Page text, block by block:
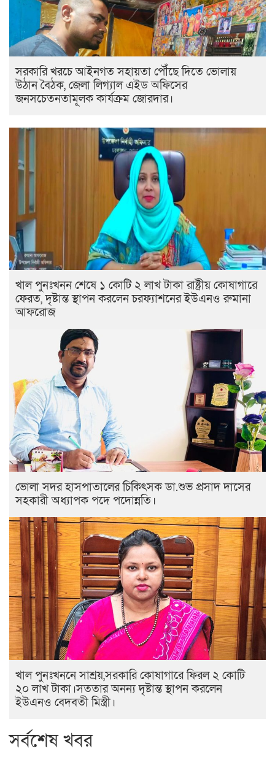
সরকারি খরচে আইনগত সহায়তা পৌঁছে দিতে ভোলায়
উঠান বৈঠক, জেলা লিগ্যাল এইড অফিসের
জনসচেতনতামূলক কার্যক্রম জোরদার।
খাল পুনঃখনন শেষে ১ কোটি ২ লাখ টাকা রাষ্ট্রীয় কোষাগারে
ফেরত, দৃষ্টান্ত স্থাপন করলেন চরফ্যাশনের ইউএনও রুমানা
আফরোজ
ভোলা সদর হাসপাতালের চিকিৎসক ডা.শুভ প্রসাদ দাসের
সহকারী অধ্যাপক পদে পদোন্নতি।
খাল পুনঃখননে সাশ্রয়,সরকারি কোষাগারে ফিরল ২ কোটি
২০ লাখ টাকা।সততার অনন্য দৃষ্টান্ত স্থাপন করলেন
ইউএনও বেদবতী মিস্ত্রী।
সর্বশেষ খবর